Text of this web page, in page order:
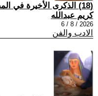
(18) الذكرى الأخيرة في المطار
كريم عبدالله
2026 / 8 / 6
الادب والفن